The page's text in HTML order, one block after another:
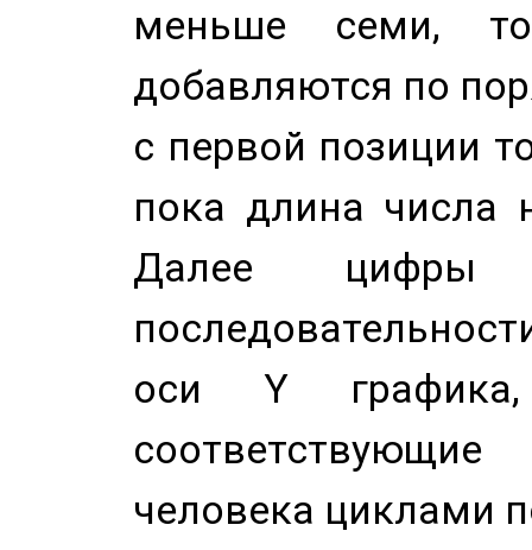
меньше семи,
добавляются по
с первой позиции
пока длина числа
Далее цифры
оси Y
человека циклами